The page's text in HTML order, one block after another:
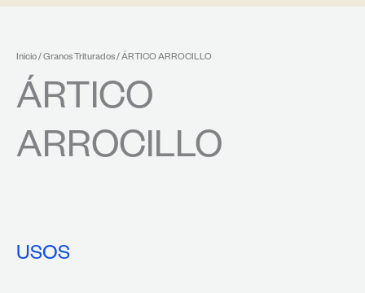
Inicio/ Granos Triturados/ ÁRTICO ARROCILLO
ÁRTICO
ARROCILLO
USOS